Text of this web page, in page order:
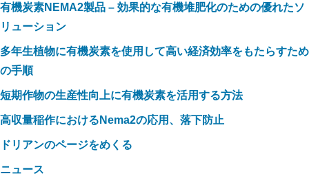
有機炭素NEMA2製品 – 効果的な有機堆肥化のための優れたソ
リューション
多年生植物に有機炭素を使用して高い経済効率をもたらすため
の手順
短期作物の生産性向上に有機炭素を活用する方法
高収量稲作におけるNema2の応用、落下防止
ドリアンのページをめくる
ニュース